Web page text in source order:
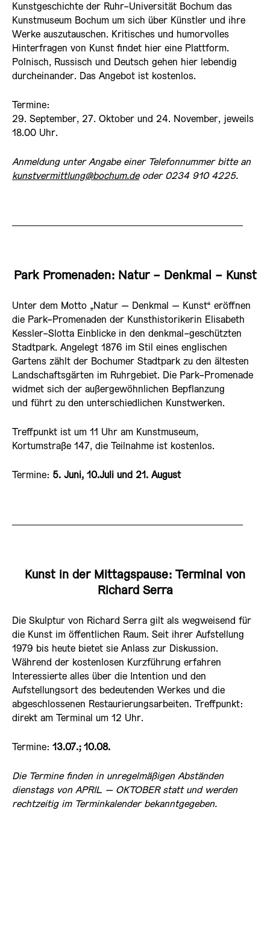
Kunstgeschichte der Ruhr-Universität Bochum das
Kunstmuseum Bochum um sich über Künstler und ihre
Werke auszutauschen. Kritisches und humorvolles
Hinterfragen von Kunst findet hier eine Plattform.
Polnisch, Russisch und Deutsch gehen hier lebendig
durcheinander. Das Angebot ist kostenlos.
Termine:
29. September, 27. Oktober und 24. November, jeweils
18.00 Uhr.
Anmeldung unter Angabe einer Telefonnummer bitte an
kunstvermittlung@bochum.deoder 0234 910 4225.
Park Promenaden: Natur - Denkmal - Kunst
Unter dem Motto „Natur – Denkmal – Kunst“ eröffnen
die Park-Promenaden der Kunsthistorikerin Elisabeth
Kessler-Slotta Einblicke in den denkmal-geschützten
Stadtpark. Angelegt 1876 im Stil eines englischen
Gartens zählt der Bochumer Stadtpark zu den ältesten
Landschaftsgärten im Ruhrgebiet. Die Park-Promenade
widmet sich der außergewöhnlichen Bepflanzung
und führt zu den unterschiedlichen Kunstwerken.
Treffpunkt ist um 11 Uhr am Kunstmuseum,
Kortumstraße 147, die Teilnahme ist kostenlos.
Termine: 5. Juni, 10.Juli und 21. August
Kunst in der Mittagspause: Terminal von
Richard Serra
Die Skulptur von Richard Serra gilt als wegweisend für
die Kunst im öffentlichen Raum. Seit ihrer Aufstellung
1979 bis heute bietet sie Anlass zur Diskussion.
Während der kostenlosen Kurzführung erfahren
Interessierte alles über die Intention und den
Aufstellungsort des bedeutenden Werkes und die
abgeschlossenen Restaurierungsarbeiten. Treffpunkt:
direkt am Terminal um 12 Uhr.
Termine: 13.07.; 10.08.
Die Termine finden in unregelmäßigen Abständen
dienstags von APRIL – OKTOBER statt und werden
rechtzeitig im Terminkalender bekanntgegeben.